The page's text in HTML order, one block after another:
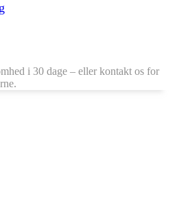
i 30 dage – eller kontakt os for